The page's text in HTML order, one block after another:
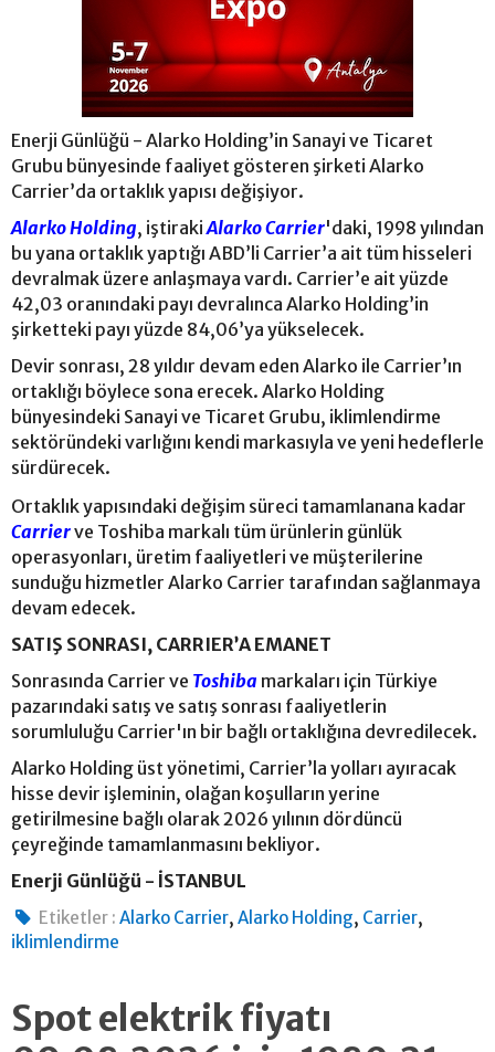
Enerji Günlüğü - Alarko Holding’in Sanayi ve Ticaret
Grubu bünyesinde faaliyet gösteren şirketi Alarko
Carrier’da ortaklık yapısı değişiyor.
Alarko Holding, iştirakiAlarko Carrier'daki, 1998 yılından
bu yana ortaklık yaptığı ABD’li Carrier’a ait tüm hisseleri
devralmak üzere anlaşmaya vardı. Carrier’e ait yüzde
42,03 oranındaki payı devralınca Alarko Holding’in
şirketteki payı yüzde 84,06’ya yükselecek.
Devir sonrası, 28 yıldır devam eden Alarko ile Carrier’ın
ortaklığı böylece sona erecek. Alarko Holding
bünyesindeki Sanayi ve Ticaret Grubu, iklimlendirme
sektöründeki varlığını kendi markasıyla ve yeni hedeflerle
sürdürecek.
Ortaklık yapısındaki değişim süreci tamamlanana kadar
Carrierve Toshiba markalı tüm ürünlerin günlük
operasyonları, üretim faaliyetleri ve müşterilerine
sunduğu hizmetler Alarko Carrier tarafından sağlanmaya
devam edecek.
SATIŞ SONRASI, CARRIER’A EMANET
Sonrasında Carrier ve Toshiba markaları için Türkiye
pazarındaki satış ve satış sonrası faaliyetlerin
sorumluluğu Carrier'ın bir bağlı ortaklığına devredilecek.
Alarko Holding üst yönetimi, Carrier’la yolları ayıracak
hisse devir işleminin, olağan koşulların yerine
getirilmesine bağlı olarak 2026 yılının dördüncü
çeyreğinde tamamlanmasını bekliyor.
Enerji Günlüğü - İSTANBUL
Etiketler : Alarko Carrier,Alarko Holding, Carrier,
iklimlendirme
Spot elektrik fiyatı